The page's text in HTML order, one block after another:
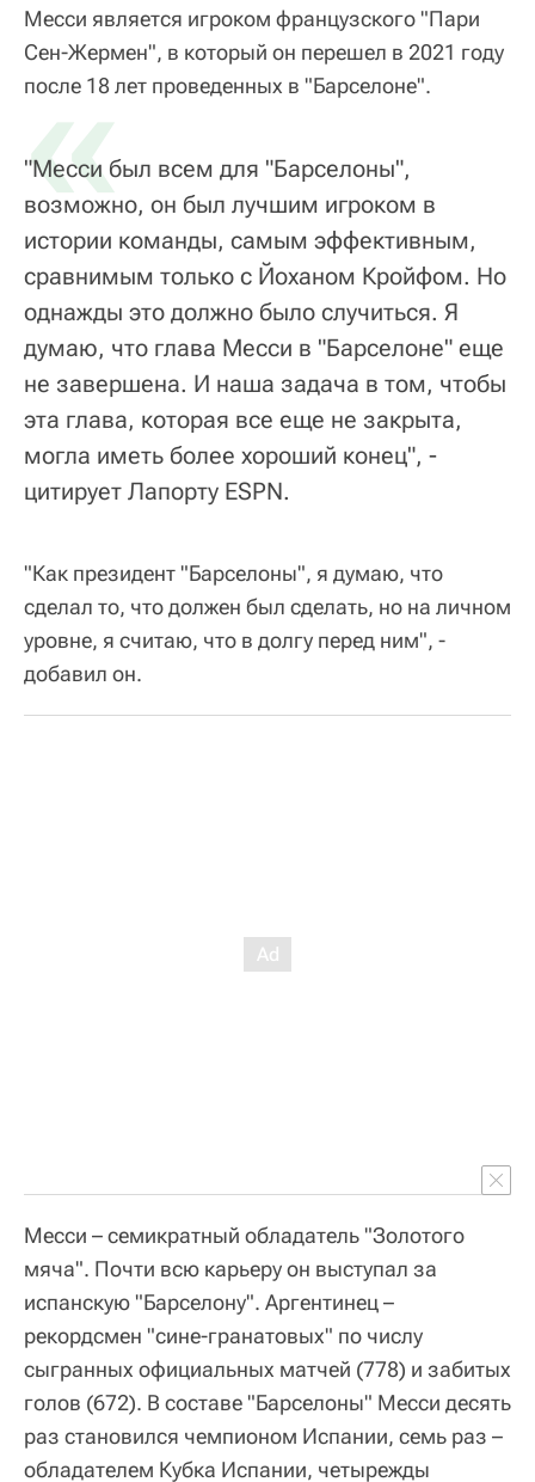
Месси является игроком французского "Пари
Сен-Жермен", в который он перешел в 2021 году
после 18 лет проведенных в "Барселоне".
«
"Месси был всем для "Барселоны",
возможно, он был лучшим игроком в
истории команды, самым эффективным,
сравнимым только с Йоханом Кройфом. Но
однажды это должно было случиться. Я
думаю, что глава Месси в "Барселоне" еще
не завершена. И наша задача в том, чтобы
эта глава, которая все еще не закрыта,
могла иметь более хороший конец", -
цитирует Лапорту ESPN.
"Как президент "Барселоны", я думаю, что
сделал то, что должен был сделать, но на личном
уровне, я считаю, что в долгу перед ним", -
добавил он.
Месси – семикратный обладатель "Золотого
мяча". Почти всю карьеру он выступал за
испанскую "Барселону". Аргентинец –
рекордсмен "сине-гранатовых" по числу
сыгранных официальных матчей (778) и забитых
голов (672). В составе "Барселоны" Месси десять
раз становился чемпионом Испании, семь раз –
обладателем Кубка Испании, четырежды